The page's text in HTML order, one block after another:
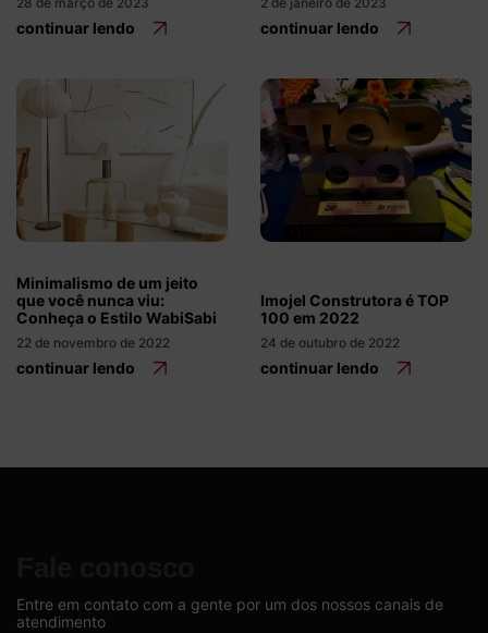
continuar lendo continuar lendo
Minimalismo de um jeito
que você nunca viu:
Conheça o Estilo WabiSabi
22 de novembro de 2022
continuar lendo
Imojel Construtora é TOP
100 em 2022
24 de outubro de 2022
continuar lendo
Entre em contato com a gente por um dos nossos canais de
atendimento